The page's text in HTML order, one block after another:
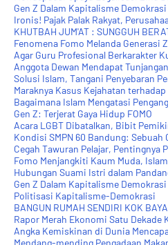
Gen Z Dalam Kapitalisme Demokrasi
Ironis! Pajak Palak Rakyat,
KHUTBAH JUM'AT : SUNGGUH
Fenomena Fomo Melanda Generasi Z
Agar Guru Profesional Berkarakter
Anggota Dewan Mendapat
Solusi Islam, Tangani Penyebaran
Maraknya Kasus Kejahatan
Bagaimana Islam Mengatasi
Gen Z: Terjerat Gaya Hidup FOMO
Acara LGBT Dibatalkan, Bibit
Kondisi SMPN 60 Bandung:
Cegah Tawuran Pelajar, Pentingnya
Fomo Menjangkiti Kaum Muda,
Hubungan Suami Istri dalam
Gen Z Dalam Kapitalisme Demokrasi
Politisasi Kapitalisme-Demokrasi
BANGUN RUMAH SENDIRI KOK
Rapor Merah Ekonomi Satu
Angka Kemiskinan di Dunia
Mendang-mending Pengadaan